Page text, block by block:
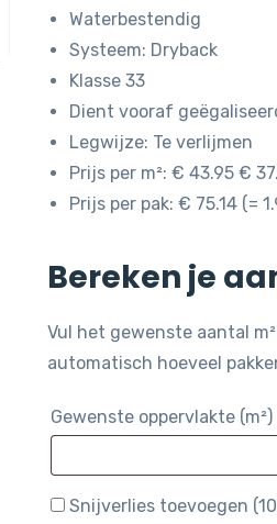
Waterbestendig
Systeem: Dryback
Klasse 33
Dient vooraf
Legwijze: Te verlijmen
Prijs per m²: € 43.95 €
Prijs per pak: € 75.14 (=
Bereken je
Vul het gewenste aantal
automatisch hoeveel
Gewenste oppervlakte (m²)
Snijverlies toevoegen